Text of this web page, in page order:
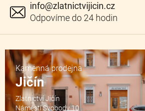
info@zlatnictvijicin.cz
Kamenná prodejna
Jičín
Zlatnictví Jičín
Náměstí Svobody 10